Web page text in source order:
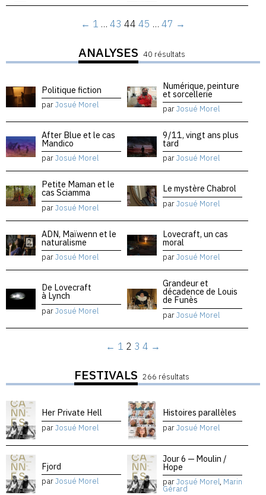
← 1 … 43 44 45 … 47 →
ANALYSES 40 résultats
Politique fiction
parJosué Morel
Numérique, peinture
et sorcellerie
parJosué Morel
After Blue et le cas
Mandico
parJosué Morel
9/11, vingt ans plus
tard
parJosué Morel
Petite Maman et le
cas Sciamma
parJosué Morel
Le mystère Chabrol
parJosué Morel
ADN, Maïwenn et le
naturalisme
parJosué Morel
Lovecraft, un cas
moral
parJosué Morel
De Lovecraft
à Lynch
parJosué Morel
Grandeur et
décadence de Louis
de Funès
parJosué Morel
← 1 2 3 4 →
FESTIVALS 266 résultats
Her Private Hell
parJosué Morel
Histoires parallèles
parJosué Morel
Fjord
parJosué Morel
Jour 6 — Moulin /
Hope
parJosué Morel, Marin
Gérard